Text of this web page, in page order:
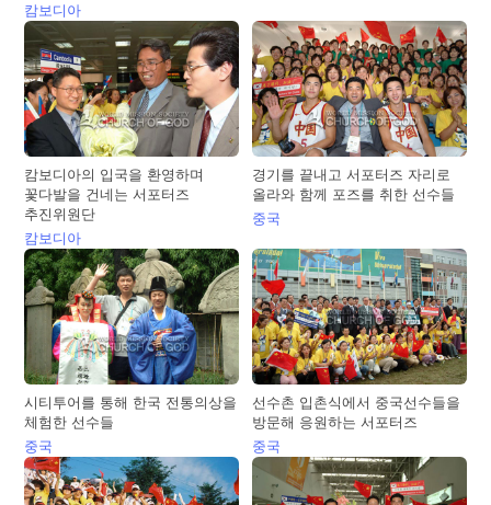
캄보디아
캄보디아의 입국을 환영하며
꽃다발을 건네는 서포터즈
추진위원단
캄보디아
경기를 끝내고 서포터즈 자리로
올라와 함께 포즈를 취한 선수들
중국
시티투어를 통해 한국 전통의상을
체험한 선수들
중국
선수촌 입촌식에서 중국선수들을
방문해 응원하는 서포터즈
중국